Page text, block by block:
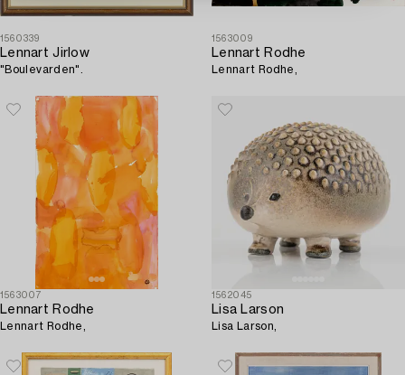
1560339
Lennart Jirlow
"Boulevarden".
1563009
Lennart Rodhe
Lennart Rodhe,
1563007
Lennart Rodhe
Lennart Rodhe,
1562045
Lisa Larson
Lisa Larson,